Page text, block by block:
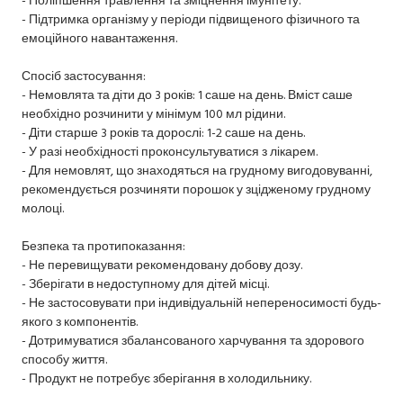
- Підтримка організму у періоди підвищеного фізичного та
емоційного навантаження.
Спосіб застосування:
- Немовлята та діти до 3 років: 1 саше на день. Вміст саше
необхідно розчинити у мінімум 100 мл рідини.
- Діти старше 3 років та дорослі: 1-2 саше на день.
- У разі необхідності проконсультуватися з лікарем.
- Для немовлят, що знаходяться на грудному вигодовуванні,
рекомендується розчиняти порошок у зцідженому грудному
молоці.
Безпека та протипоказання:
- Не перевищувати рекомендовану добову дозу.
- Зберігати в недоступному для дітей місці.
- Не застосовувати при індивідуальній непереносимості будь-
якого з компонентів.
- Дотримуватися збалансованого харчування та здорового
способу життя.
- Продукт не потребує зберігання в холодильнику.